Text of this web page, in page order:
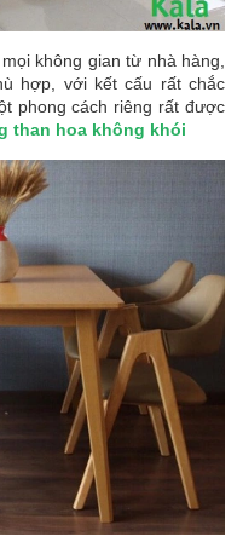
không gian từ nhà hàng,
hợp, với kết cấu rất chắc
phong cách riêng rất được
than hoa không khói